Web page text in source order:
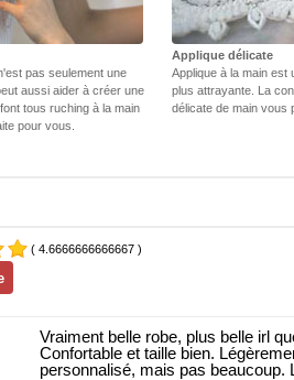
pas seulement une
aussi aider à créer une
tous ruching à la main
pour vous.
Applique délicate
Applique à la main est
plus attrayante. La
délicate de main vous
( 4.6666666666667 )
Vraiment belle robe, plus belle irl
Confortable et taille bien.
personnalisé, mais pas beaucoup.